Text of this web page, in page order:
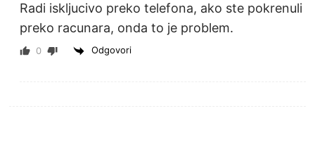
Radi iskljucivo preko telefona, ako ste pokrenuli
preko racunara, onda to je problem.
0 Odgovori